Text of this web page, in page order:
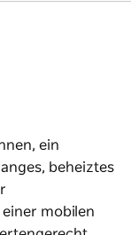
ein
beheiztes
mobilen